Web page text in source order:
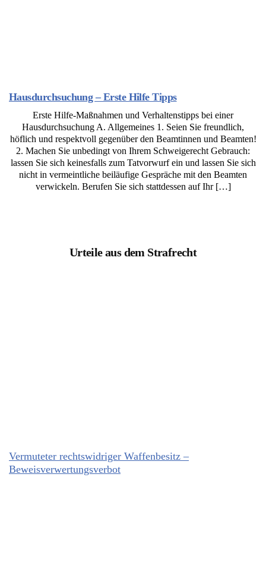
Hausdurchsuchung – Erste Hilfe Tipps
Erste Hilfe-Maßnahmen und Verhaltenstipps bei einer
Hausdurchsuchung A. Allgemeines 1. Seien Sie freundlich,
höflich und respektvoll gegenüber den Beamtinnen und Beamten!
2. Machen Sie unbedingt von Ihrem Schweigerecht Gebrauch:
lassen Sie sich keinesfalls zum Tatvorwurf ein und lassen Sie sich
nicht in vermeintliche beiläufige Gespräche mit den Beamten
verwickeln. Berufen Sie sich stattdessen auf Ihr […]
Urteile aus dem Strafrecht
Vermuteter rechtswidriger Waffenbesitz –
Beweisverwertungsverbot